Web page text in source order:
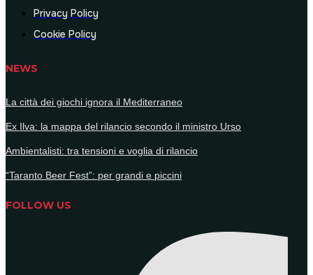
Privacy Policy
Cookie Policy
NEWS
La città dei giochi ignora il Mediterraneo
Ex Ilva: la mappa del rilancio secondo il ministro Urso
Ambientalisti: tra tensioni e voglia di rilancio
“Taranto Beer Fest”: per grandi e piccini
FOLLOW US